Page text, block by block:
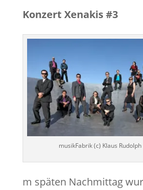
Konzert Xenakis #3
musikFabrik (c) Klaus Rudolph
m späten Nachmittag